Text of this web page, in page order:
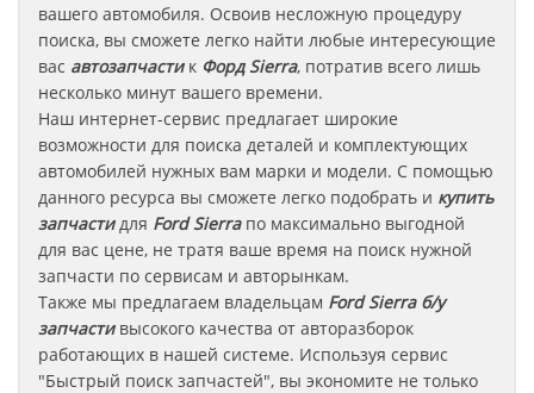
вашего автомобиля. Освоив несложную процедуру
поиска, вы сможете легко найти любые интересующие
вас автозапчастик Форд Sierra, потратив всего лишь
несколько минут вашего времени.
Наш интернет-сервис предлагает широкие
возможности для поиска деталей и комплектующих
автомобилей нужных вам марки и модели. С помощью
данного ресурса вы сможете легко подобрать и купить
запчастидля Ford Sierraпо максимально выгодной
для вас цене, не тратя ваше время на поиск нужной
запчасти по сервисам и авторынкам.
Также мы предлагаем владельцам Ford Sierraб/у
запчастивысокого качества от авторазборок
работающих в нашей системе. Используя сервис
"Быстрый поиск запчастей", вы экономите не только